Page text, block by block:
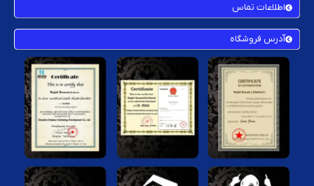
اطلاعات تماس
آدرس فروشگاه